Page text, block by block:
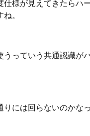
仕様が見えてきたらハ
。
うっていう共通認識が
りには回らないのかな